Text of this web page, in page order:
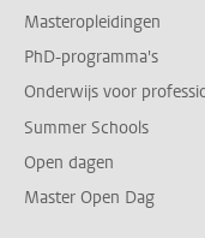
Masteropleidingen
PhD-programma's
Onderwijs voor
Summer Schools
Open dagen
Master Open Dag